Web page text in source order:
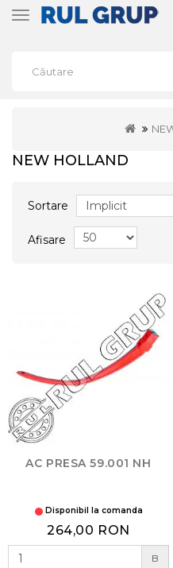
Toggle
NEW HOLLAND
Sortare
Afisare
AC PRESA 59.001 NH
Disponibil la comanda
264,00 RON
B